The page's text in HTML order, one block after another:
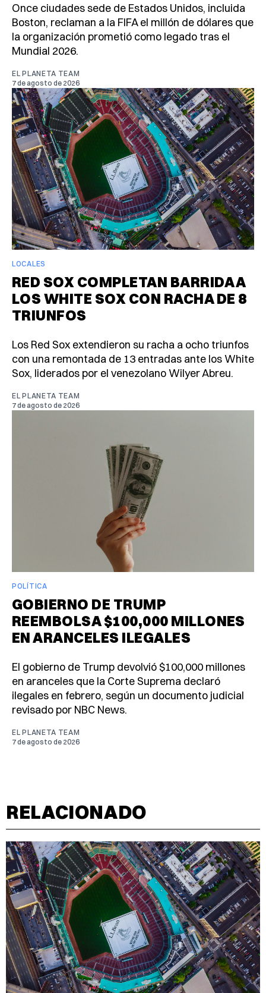
Once ciudades sede de Estados Unidos, incluida
Boston, reclaman a la FIFA el millón de dólares que
la organización prometió como legado tras el
Mundial 2026.
EL PLANETA TEAM
7 de agosto de 2026
LOCALES
RED SOX COMPLETAN BARRIDA A
LOS WHITE SOX CON RACHA DE 8
TRIUNFOS
Los Red Sox extendieron su racha a ocho triunfos
con una remontada de 13 entradas ante los White
Sox, liderados por el venezolano Wilyer Abreu.
EL PLANETA TEAM
7 de agosto de 2026
POLÍTICA
GOBIERNO DE TRUMP
REEMBOLSA $100,000 MILLONES
EN ARANCELES ILEGALES
El gobierno de Trump devolvió $100,000 millones
en aranceles que la Corte Suprema declaró
ilegales en febrero, según un documento judicial
revisado por NBC News.
EL PLANETA TEAM
7 de agosto de 2026
RELACIONADO